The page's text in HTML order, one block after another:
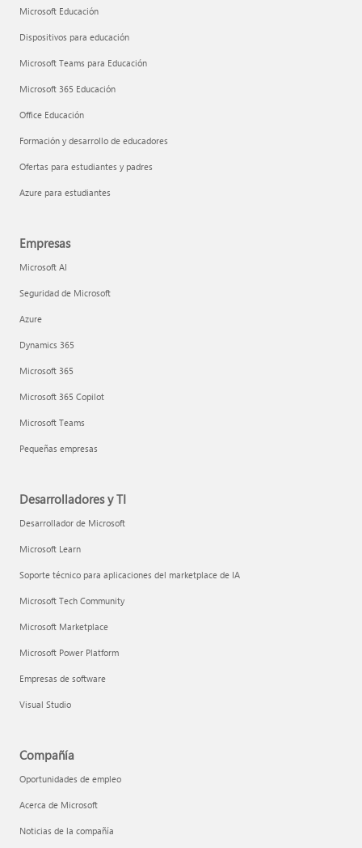
Microsoft Educación
Dispositivos para educación
Microsoft Teams para Educación
Microsoft 365 Educación
Office Educación
Formación y desarrollo de educadores
Ofertas para estudiantes y padres
Azure para estudiantes
Empresas
Microsoft AI
Seguridad de Microsoft
Azure
Dynamics 365
Microsoft 365
Microsoft 365 Copilot
Microsoft Teams
Pequeñas empresas
Desarrolladores y TI
Desarrollador de Microsoft
Microsoft Learn
Soporte técnico para aplicaciones del marketplace de IA
Microsoft Tech Community
Microsoft Marketplace
Microsoft Power Platform
Empresas de software
Visual Studio
Compañía
Oportunidades de empleo
Acerca de Microsoft
Noticias de la compañía